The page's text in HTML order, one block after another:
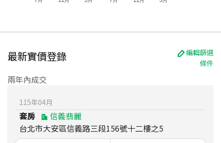
最新實價登錄
編輯篩選
條件
兩年內成交
115年04月
套房
信義翡麗
台北市大安區信義路三段156號十二樓之5